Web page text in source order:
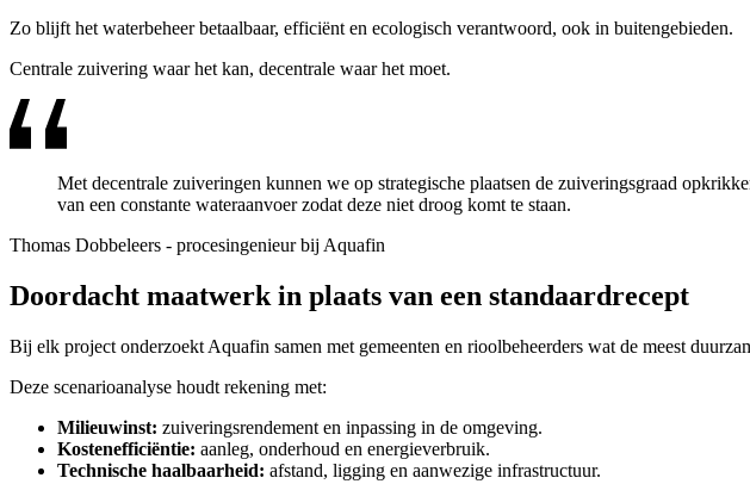
Zo blijft het waterbeheer betaalbaar, efficiënt en ecologisch verantwoord, ook in buitengebieden.
Centrale zuivering waar het kan, decentrale waar het moet.
Met decentrale zuiveringen kunnen we op strategische plaatsen de zuiveringsgraad
van een constante wateraanvoer zodat deze niet droog komt te staan.
Thomas Dobbeleers - procesingenieur bij Aquafin
Doordacht maatwerk in plaats van een standaardrecept
Bij elk project onderzoekt Aquafin samen met gemeenten en rioolbeheerders wat de meest
Deze scenarioanalyse houdt rekening met:
Milieuwinst: zuiveringsrendement en inpassing in de omgeving.
Kostenefficiëntie: aanleg, onderhoud en energieverbruik.
Technische haalbaarheid: afstand, ligging en aanwezige infrastructuur.